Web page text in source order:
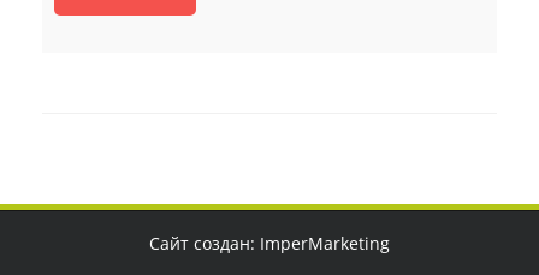
Сайт создан: ImperMarketing